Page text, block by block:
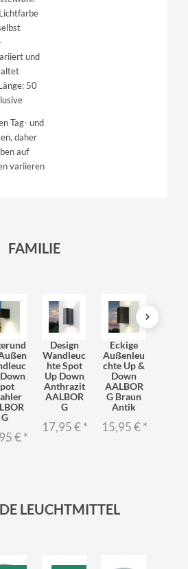
und
50
Tag- und
daher
auf
variieren
FAMILIE
G
€*
Design
Wandleuc
hte Spot
Up Down
Anthrazit
AALBOR
G
17,95 €*
Eckige
Außenleu
chte Up &
Down
AALBOR
G Braun
Antik
15,95 €*
LEUCHTMITTEL